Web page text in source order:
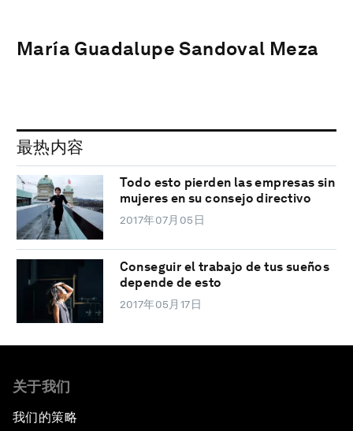
María Guadalupe Sandoval Meza
最热内容
Todo esto pierden las empresas sin
mujeres en su consejo directivo
2017年07月05日
Conseguir el trabajo de tus sueños
depende de esto
2017年05月17日
关于我们
我们的策略